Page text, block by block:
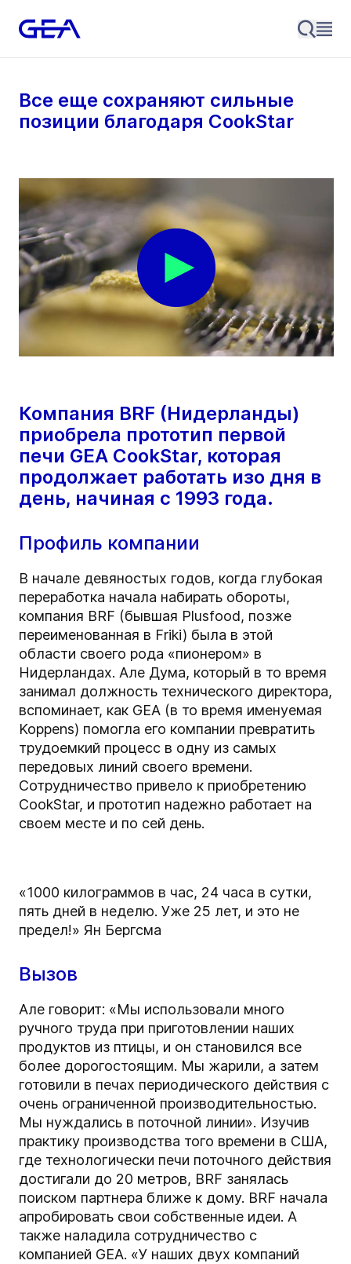
Все еще сохраняют сильные
позиции благодаря CookStar
Компания BRF (Нидерланды)
приобрела прототип первой
печи GEA CookStar, которая
продолжает работать изо дня в
день, начиная с 1993 года.
Профиль компании
В начале девяностых годов, когда глубокая
переработка начала набирать обороты,
компания BRF (бывшая Plusfood, позже
переименованная в Friki) была в этой
области своего рода «пионером» в
Нидерландах. Але Дума, который в то время
занимал должность технического директора,
вспоминает, как GEA (в то время именуемая
Koppens) помогла его компании превратить
трудоемкий процесс в одну из самых
передовых линий своего времени.
Сотрудничество привело к приобретению
CookStar, и прототип надежно работает на
своем месте и по сей день.
«1000 килограммов в час, 24 часа в сутки,
пять дней в неделю. Уже 25 лет, и это не
предел!» Ян Бергсма
Вызов
Але говорит: «Мы использовали много
ручного труда при приготовлении наших
продуктов из птицы, и он становился все
более дорогостоящим. Мы жарили, а затем
готовили в печах периодического действия с
очень ограниченной производительностью.
Мы нуждались в поточной линии». Изучив
практику производства того времени в США,
где технологически печи поточного действия
достигали до 20 метров, BRF занялась
поиском партнера ближе к дому. BRF начала
апробировать свои собственные идеи. А
также наладила сотрудничество с
компанией GEA. «У наших двух компаний